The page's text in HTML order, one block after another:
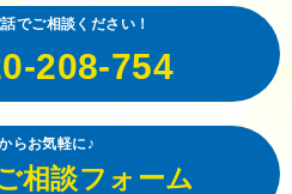
でご相談ください！
208-754
らお気軽に♪
相談フォーム